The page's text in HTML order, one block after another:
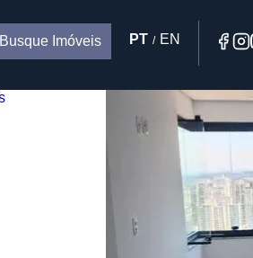
Busque Imóveis PT / EN